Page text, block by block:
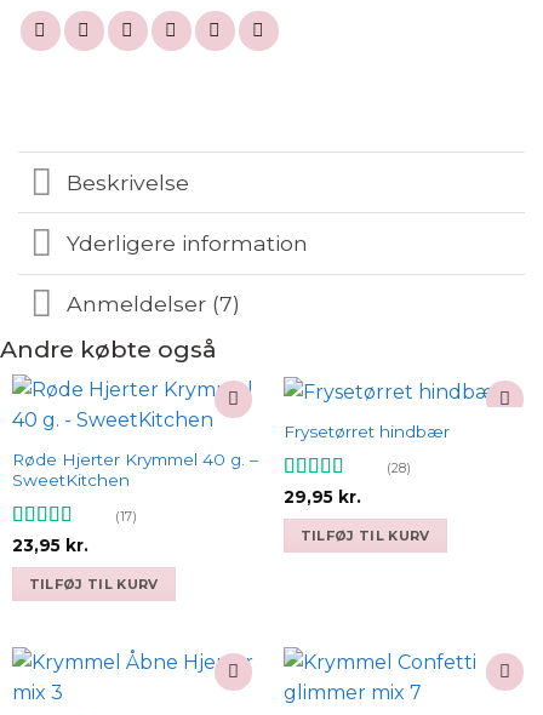
Beskrivelse
Yderligere information
Anmeldelser (7)
Andre købte også
wishlist
Røde Hjerter Krymmel 40 g. –
SweetKitchen
Vurderet
4.82ud af 5
(17)
23,95 kr.
TILFØJ TIL KURV
Frysetørret hindbær
Vurderet
4.75ud af 5
(28)
29,95 kr.
TILFØJ TIL KURV